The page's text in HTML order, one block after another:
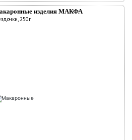
изделия МАКФА
250г